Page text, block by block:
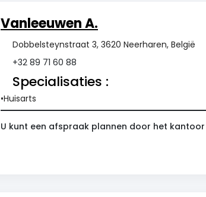
Vanleeuwen A.
Dobbelsteynstraat 3, 3620 Neerharen, België
+32 89 71 60 88
Specialisaties :
Huisarts
U kunt een afspraak plannen door het kantoor